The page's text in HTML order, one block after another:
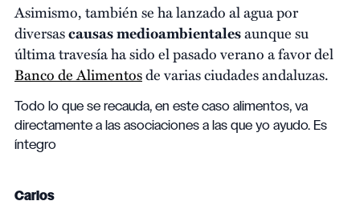
Asimismo, también se ha lanzado al agua por
diversascausas medioambientalesaunque su
última travesía ha sido el pasado verano a favor del
Banco de Alimentosde varias ciudades andaluzas.
Todo lo que se recauda, en este caso alimentos, va
directamente a las asociaciones a las que yo ayudo. Es
íntegro
Carlos